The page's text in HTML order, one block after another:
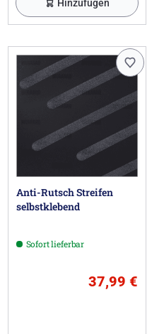
Hinzufügen
Anti-Rutsch Streifen
selbstklebend
Sofort lieferbar
37,99 €